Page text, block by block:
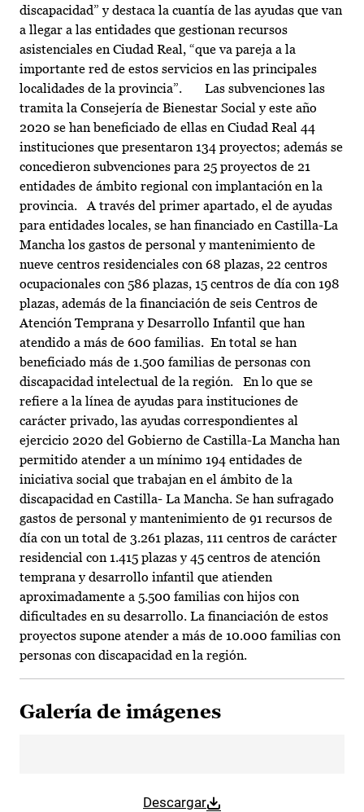
discapacidad” y destaca la cuantía de las ayudas que van
a llegar a las entidades que gestionan recursos
asistenciales en Ciudad Real, “que va pareja a la
importante red de estos servicios en las principales
localidades de la provincia”. Las subvenciones las
tramita la Consejería de Bienestar Social y este año
2020 se han beneficiado de ellas en Ciudad Real 44
instituciones que presentaron 134 proyectos; además se
concedieron subvenciones para 25 proyectos de 21
entidades de ámbito regional con implantación en la
provincia. A través del primer apartado, el de ayudas
para entidades locales, se han financiado en Castilla-La
Mancha los gastos de personal y mantenimiento de
nueve centros residenciales con 68 plazas, 22 centros
ocupacionales con 586 plazas, 15 centros de día con 198
plazas, además de la financiación de seis Centros de
Atención Temprana y Desarrollo Infantil que han
atendido a más de 600 familias. En total se han
beneficiado más de 1.500 familias de personas con
discapacidad intelectual de la región. En lo que se
refiere a la línea de ayudas para instituciones de
carácter privado, las ayudas correspondientes al
ejercicio 2020 del Gobierno de Castilla-La Mancha han
permitido atender a un mínimo 194 entidades de
iniciativa social que trabajan en el ámbito de la
discapacidad en Castilla- La Mancha. Se han sufragado
gastos de personal y mantenimiento de 91 recursos de
día con un total de 3.261 plazas, 111 centros de carácter
residencial con 1.415 plazas y 45 centros de atención
temprana y desarrollo infantil que atienden
aproximadamente a 5.500 familias con hijos con
dificultades en su desarrollo. La financiación de estos
proyectos supone atender a más de 10.000 familias con
personas con discapacidad en la región.
Galería de imágenes
Descargar